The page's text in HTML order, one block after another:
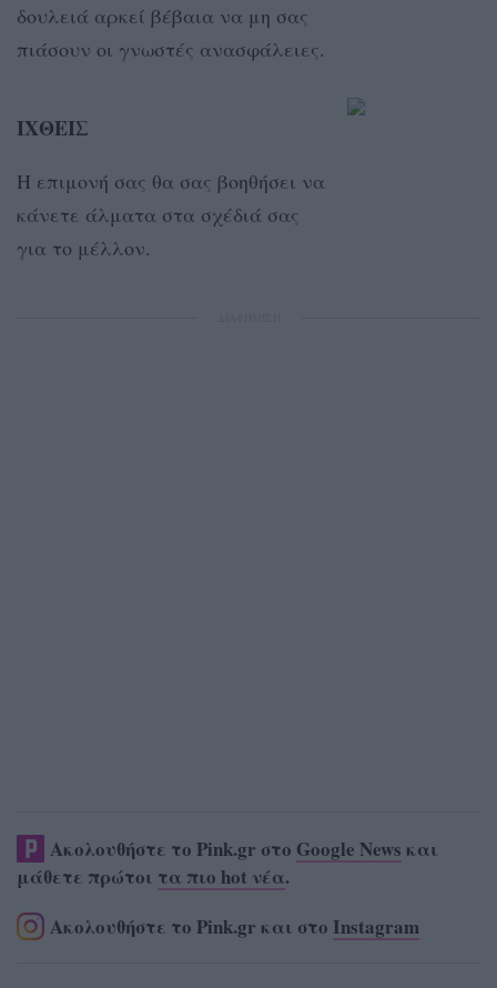
δουλειά αρκεί βέβαια να μη σας
πιάσουν οι γνωστές ανασφάλειες.
ΙΧΘΕΙΣ
Η επιμονή σας θα σας βοηθήσει να
κάνετε άλματα στα σχέδιά σας
για το μέλλον.
Ακολουθήστε το Pink.gr στο Google News και
μάθετε πρώτοι τα πιο hot νέα.
Ακολουθήστε το Pink.gr και στο Instagram